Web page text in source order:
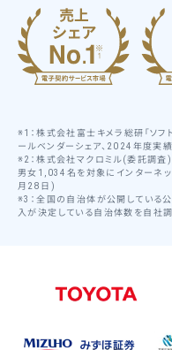
※1：株式会社富士キメラ総研「ソ
ールベンダーシェア、2024年度実績
※2：株式会社マクロミル(委託調
男女1,034名を対象にインターネ
月28日)
※3：全国の自治体が公開している
入が決定している自治体数を自社